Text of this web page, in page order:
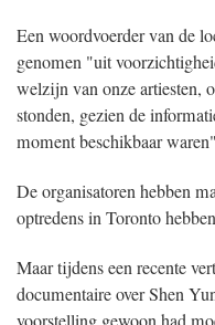
Een woordvoerder van de
genomen "uit
welzijn van onze artiesten,
stonden, gezien de
moment beschikbaar
De organisatoren hebben
optredens in Toronto
Maar tijdens een recente
documentaire over Shen